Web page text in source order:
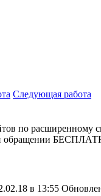
Следующая работа
по расширенному
обращении
в 13:55